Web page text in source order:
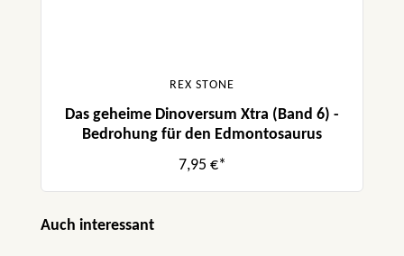
REX STONE
Das geheime Dinoversum Xtra (Band 6) -
Bedrohung für den Edmontosaurus
7,95 €*
Produktgalerie überspringen
Auch interessant